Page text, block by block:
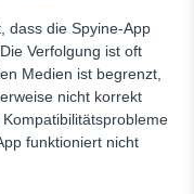
dass die Spyine-App
Verfolgung ist oft
Medien ist begrenzt,
nicht korrekt
funktioniert nicht